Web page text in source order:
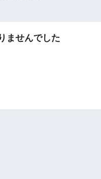
ませんでした